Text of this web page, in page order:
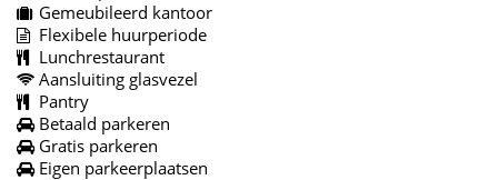
Gemeubileerd kantoor
Flexibele huurperiode
Lunchrestaurant
Aansluiting glasvezel
Pantry
Betaald parkeren
Gratis parkeren
Eigen parkeerplaatsen